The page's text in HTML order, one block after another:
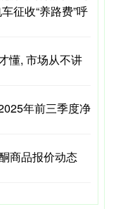
征收“养路费”呼
懂, 市场从不讲
年前三季度净
商品报价动态